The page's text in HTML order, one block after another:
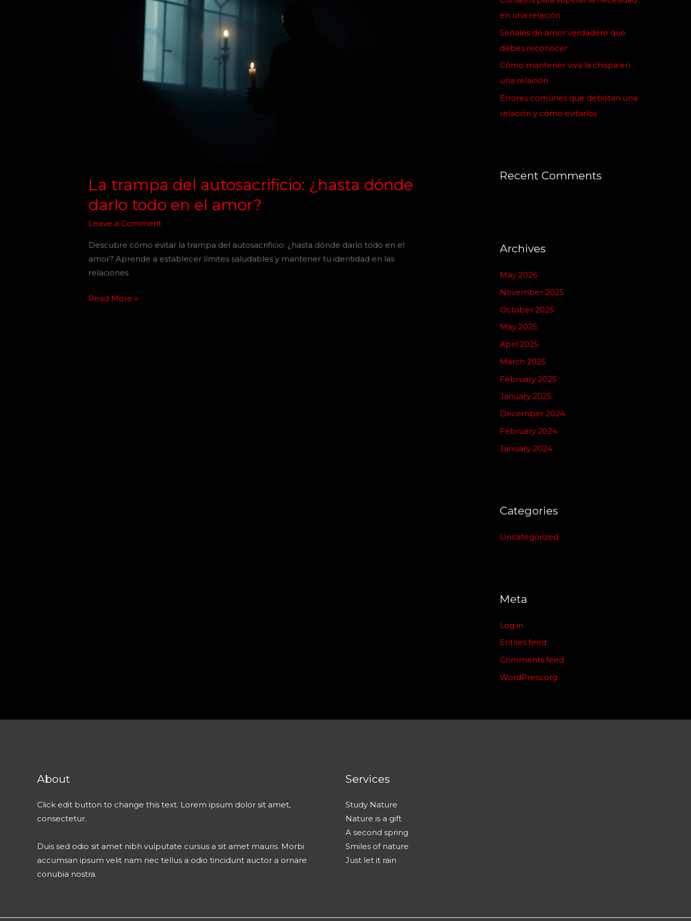
La trampa del autosacrificio: ¿hasta dónde
darlo todo en el amor?
Leave a Comment
Descubre cómo evitar la trampa del autosacrificio: ¿hasta dónde darlo todo en el
amor? Aprende a establecer límites saludables y mantener tu identidad en las
relaciones
Read More »
:en una relación
Señales de amor verdadero que
debes reconocer
Cómo mantener viva la chispa en
una relación
Errores comunes que debilitan una
relación y cómo evitarlos
Recent Comments
Archives
May 2026
November 2025
October 2025
May 2025
April 2025
March 2025
February 2025
January 2025
December 2024
February 2024
January 2024
Categories
Uncategorized
Meta
Log in
Entries feed
Comments feed
WordPress.org
About
Click edit button to change this text. Lorem ipsum dolor sit amet,
consectetur.
Duis sed odio sit amet nibh vulputate cursus a sit amet mauris. Morbi
accumsan ipsum velit nam nec tellus a odio tincidunt auctor a ornare
conubia nostra.
Services
Study Nature
Nature is a gift
A second spring
Smiles of nature
Just let it rain